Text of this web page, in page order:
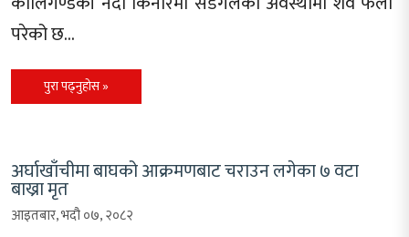
परेको छ…
पुरा पढ्नुहोस »
अर्घाखाँचीमा बाघको आक्रमणबाट चराउन लगेका ७ वटा
बाख्रा मृत
आइतबार, भदौ ०७, २०८२